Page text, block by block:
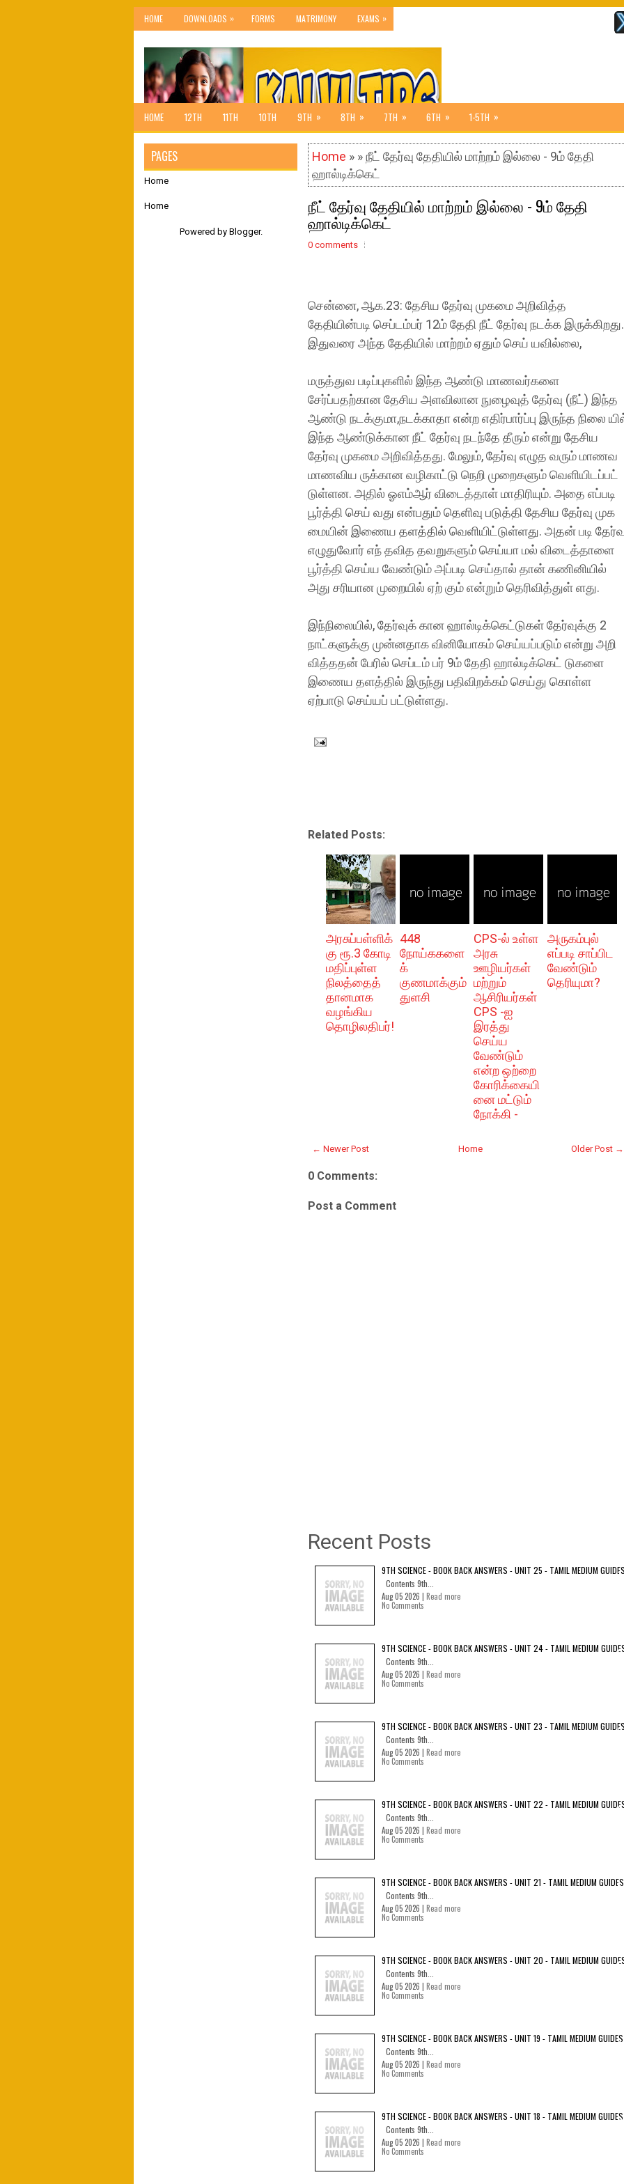
HOME DOWNLOADS » FORMS MATRIMONY EXAMS »
HOME 12TH 11TH 10TH 9TH » 8TH » 7TH » 6TH » 1-5TH »
Home » » நீட் தேர்வு தேதியில் மாற்றம் இல்லை - 9ம் தேதி
ஹால்டிக்கெட்
நீட் தேர்வு தேதியில் மாற்றம் இல்லை - 9ம் தேதி
ஹால்டிக்கெட்
0 comments
சென்னை, ஆக.23: தேசிய தேர்வு முகமை அறிவித்த
தேதியின்படி செப்டம்பர் 12ம் தேதி நீட் தேர்வு நடக்க இருக்கிறது.
இதுவரை அந்த தேதியில் மாற்றம் ஏதும் செய் யவில்லை,
மருத்துவ படிப்புகளில் இந்த ஆண்டு மாணவர்களை
சேர்ப்பதற்கான தேசிய அளவிலான நுழைவுத் தேர்வு (நீட்) இந்த
ஆண்டு நடக்குமா,நடக்காதா என்ற எதிர்பார்ப்பு இருந்த நிலை
இந்த ஆண்டுக்கான நீட் தேர்வு நடந்தே தீரும் என்று தேசிய
தேர்வு முகமை அறிவித்தது. மேலும், தேர்வு எழுத வரும் மாணவ
மாணவிய ருக்கான வழிகாட்டு நெறி முறைகளும் வெளியிடப்பட்
டுள்ளன. அதில் ஓஎம்ஆர் விடைத்தாள் மாதிரியும். அதை எப்படி
பூர்த்தி செய் வது என்பதும் தெளிவு படுத்தி தேசிய தேர்வு முக
மையின் இணைய தளத்தில் வெளியிட்டுள்ளது. அதன் படி
எழுதுவோர் எந் தவித தவறுகளும் செய்யா மல் விடைத்தாளை
பூர்த்தி செய்ய வேண்டும் அப்படி செய்தால் தான் கணினியில்
அது சரியான முறையில் ஏற் கும் என்றும் தெரிவித்துள் ளது.
இந்நிலையில், தேர்வுக் கான ஹால்டிக்கெட்டுகள் தேர்வுக்கு 2
நாட்களுக்கு முன்னதாக வினியோகம் செய்யப்படும் என்று அறி
வித்ததன் பேரில் செப்டம் பர் 9ம் தேதி ஹால்டிக்கெட் டுகளை
இணைய தளத்தில் இருந்து பதிவிறக்கம் செய்து கொள்ள
ஏற்பாடு செய்யப் பட்டுள்ளது.
Related Posts:
அரசுப்பள்ளிக்
கு ரூ.3 கோடி
மதிப்புள்ள
நிலத்தைத்
தானமாக
வழங்கிய
தொழிலதிபர்!
448
நோய்ககளை
க்
குணமாக்கும்
துளசி
CPS-ல் உள்ள
அரசு
ஊழியர்கள்
மற்றும்
ஆசிரியர்கள்
CPS -ஐ
இரத்து
செய்ய
வேண்டும்
என்ற ஒற்றை
கோரிக்கையி
னை மட்டும்
நோக்கி -
அருகம்புல்
எப்படி சாப்பிட
வேண்டும்
தெரியுமா?
← Newer Post Older Post →
Home
0 Comments:
Post a Comment
Recent Posts
9TH SCIENCE - BOOK BACK ANSWERS - UNIT 25 - TAMIL MEDIUM
Contents 9th...
Aug 05 2026 | Read more
No Comments
9TH SCIENCE - BOOK BACK ANSWERS - UNIT 24 - TAMIL MEDIUM
Contents 9th...
Aug 05 2026 | Read more
No Comments
9TH SCIENCE - BOOK BACK ANSWERS - UNIT 23 - TAMIL MEDIUM
Contents 9th...
Aug 05 2026 | Read more
No Comments
9TH SCIENCE - BOOK BACK ANSWERS - UNIT 22 - TAMIL MEDIUM
Contents 9th...
Aug 05 2026 | Read more
No Comments
9TH SCIENCE - BOOK BACK ANSWERS - UNIT 21 - TAMIL MEDIUM GUIDES
Contents 9th...
Aug 05 2026 | Read more
No Comments
9TH SCIENCE - BOOK BACK ANSWERS - UNIT 20 - TAMIL MEDIUM
Contents 9th...
Aug 05 2026 | Read more
No Comments
9TH SCIENCE - BOOK BACK ANSWERS - UNIT 19 - TAMIL MEDIUM GUIDES
Contents 9th...
Aug 05 2026 | Read more
No Comments
9TH SCIENCE - BOOK BACK ANSWERS - UNIT 18 - TAMIL MEDIUM GUIDES
Contents 9th...
Aug 05 2026 | Read more
No Comments
PAGES
Home
Home
Powered by Blogger.